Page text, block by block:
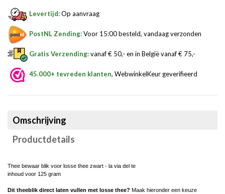
Levertijd:Op aanvraag
PostNL Zending:Voor 15:00 besteld, vandaag verzonden
Gratis Verzending:vanaf € 50,- en in België vanaf € 75,-
45.000+ tevreden klanten, WebwinkelKeur geverifieerd
Omschrijving
Productdetails
Thee bewaar blik voor losse thee zwart - la via del te
inhoud voor 125 gram
Dit theeblik direct laten vullen met losse thee? Maak hieronder een keuze